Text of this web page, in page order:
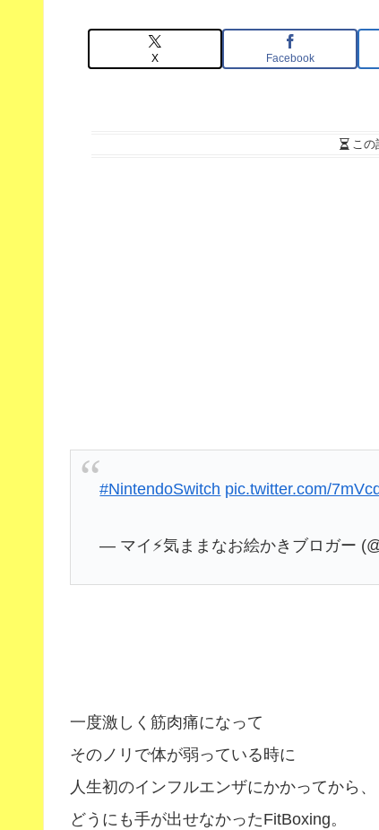
X Facebook
この
#NintendoSwitch pic.twitter.com/
— マイ⚡️気ままなお絵かきブロガー
一度激しく筋肉痛になって
そのノリで体が弱っている時に
人生初のインフルエンザにかかってから、
どうにも手が出せなかったFitBoxing。